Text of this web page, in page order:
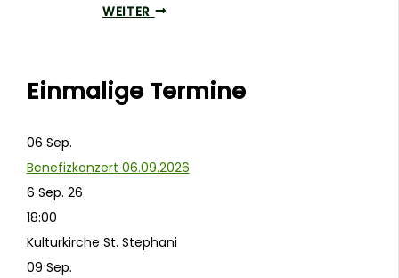
WEITER
Einmalige Termine
06 Sep.
Benefizkonzert 06.09.2026
6 Sep. 26
18:00
Kulturkirche St. Stephani
09 Sep.